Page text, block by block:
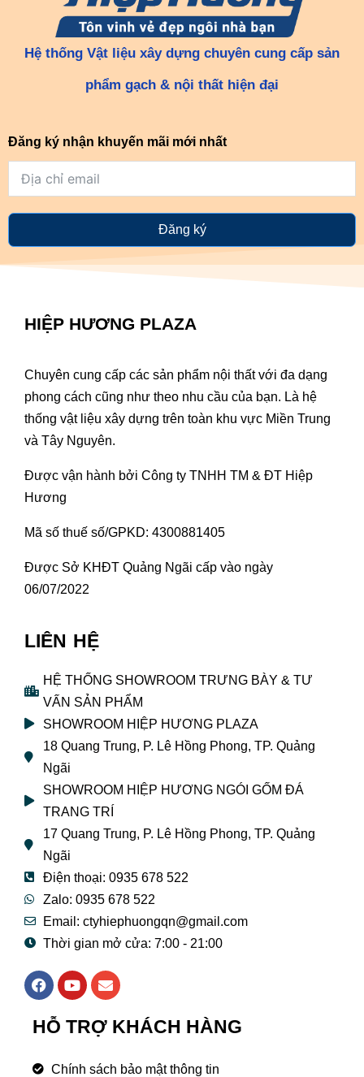
Hệ thống Vật liệu xây dựng chuyên cung cấp sản
phẩm gạch & nội thất hiện đại
Đăng ký nhận khuyến mãi mới nhất
Đăng ký
HIỆP HƯƠNG PLAZA
Chuyên cung cấp các sản phẩm nội thất với đa dạng
phong cách cũng như theo nhu cầu của bạn. Là hệ
thống vật liệu xây dựng trên toàn khu vực Miền Trung
và Tây Nguyên.
Được vận hành bởi Công ty TNHH TM & ĐT Hiệp
Hương
Mã số thuế số/GPKD: 4300881405
Được Sở KHĐT Quảng Ngãi cấp vào ngày
06/07/2022
LIÊN HỆ
HỆ THỐNG SHOWROOM TRƯNG BÀY & TƯ
VẤN SẢN PHẨM
SHOWROOM HIỆP HƯƠNG PLAZA
18 Quang Trung, P. Lê Hồng Phong, TP. Quảng
Ngãi
SHOWROOM HIỆP HƯƠNG NGÓI GỐM ĐÁ
TRANG TRÍ
17 Quang Trung, P. Lê Hồng Phong, TP. Quảng
Ngãi
Điện thoại: 0935 678 522
Zalo: 0935 678 522
Email: ctyhiephuongqn@gmail.com
Thời gian mở cửa: 7:00 - 21:00
F
a
e
b
o
Y
o
t
u
e
E
n
e
l
p
HỖ TRỢ KHÁCH HÀNG
Chính sách bảo mật thông tin